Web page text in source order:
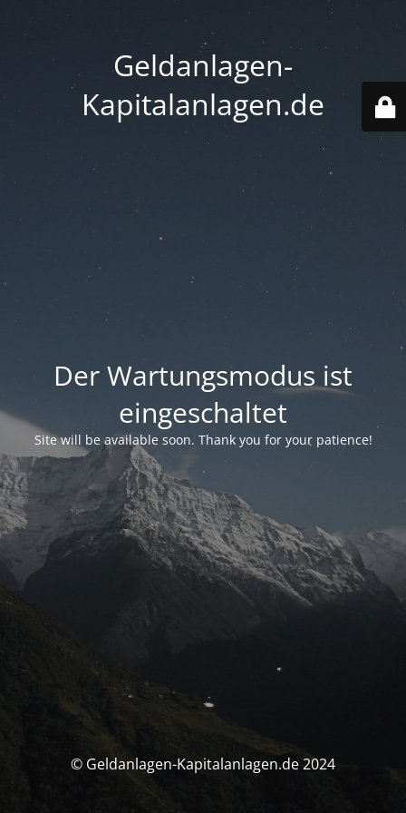
Geldanlagen-
Kapitalanlagen.de
Der Wartungsmodus ist
eingeschaltet
Site will be available soon. Thank you for your patience!
© Geldanlagen-Kapitalanlagen.de 2024